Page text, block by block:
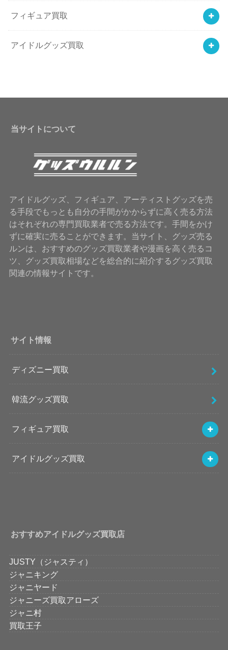
フィギュア買取
アイドルグッズ買取
当サイトについて
アイドルグッズ、フィギュア、アーティストグッズを売
る手段でもっとも自分の手間がかからずに高く売る方法
はそれぞれの専門買取業者で売る方法です。手間をかけ
ずに確実に売ることができます。当サイト、グッズ売る
ルンは、おすすめのグッズ買取業者や漫画を高く売るコ
ツ、グッズ買取相場などを総合的に紹介するグッズ買取
関連の情報サイトです。
サイト情報
ディズニー買取
韓流グッズ買取
フィギュア買取
アイドルグッズ買取
おすすめアイドルグッズ買取店
JUSTY（ジャスティ）
ジャニキング
ジャニヤード
ジャニーズ買取アローズ
ジャニ村
買取王子